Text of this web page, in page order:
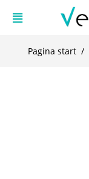
Pagina start /